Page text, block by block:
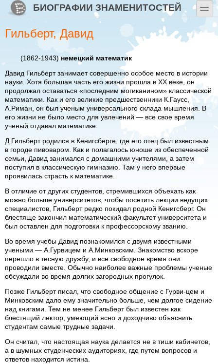
Перейти к основному содержанию
Skip to searchБИОГРАФИИ ЗНАМЕНИТОСТЕЙ toggle
Гильберт, Давид
(1862-1943)немецкий математик
Давид Гильберт занимает совершенно особое место в истории
науки. Хотя большая часть его жизни прошла в XX веке, он
продолжал оставаться «последним могиканином» классической
математики. Как и его великие предшественники К.Гаусс,
А.Риман, он был ученым универсального склада мышления. В
его жизни не было место для увлечений — все свое время
ученый отдавал математике.
Д.Гильберт родился в Кенигсберге, где его отец был известным
в городе пивоваром. Как и полагалось юноше из обеспеченной
семьи, Давид занимался с домашними учителями, а затем
поступил в классическую гимназию. Там у него впервые
проявилась страсть к математике.
В отличие от других студентов, стремившихся объехать как
можно больше университетов, чтобы посетить лекции ведущих
специалистов, Гильберт редко покидал родной Кенигсберг. Он
блестяще закончил математический факультет университета и
был оставлен для подготовки к профессорскому званию.
Во время учебы Давид познакомился с двумя известными
учеными — А.Гурвицем и А.Минковским. Знакомство вскоре
перешло в тесную дружбу, и все свободное время они
проводили вместе. Обычно наиболее важные проблемы ученые
обсуждали во время долгих загородных прогулок.
Позже Гильберт писал, что свободное общение с Гурви-цем и
Минковским дало ему значительно больше, чем долгое сидение
над книгами. Тем не менее Гильберт был известен как
блестящий лектор, умеющий ясно и доходчиво объяснить
студентам самые трудные задачи.
Он считал, что настоящая наука делается не в тиши кабинетов,
а в шумных студенческих аудиториях, где путем вопросов и
ответов находится истина.